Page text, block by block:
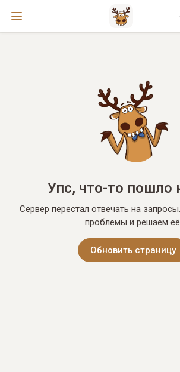
Упс, что-то пошло
Сервер перестал отвечать на
проблемы и решаем
Обновить страницу